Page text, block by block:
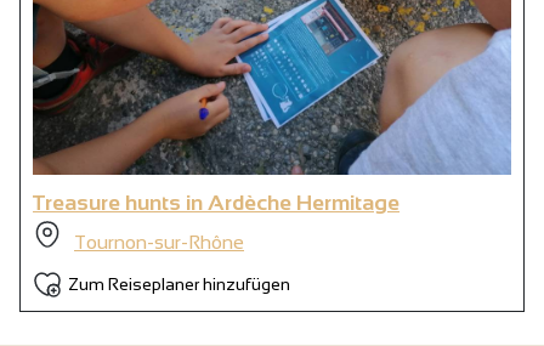
Treasure hunts in Ardèche Hermitage
Tournon-sur-Rhône
Zum Reiseplaner hinzufügen